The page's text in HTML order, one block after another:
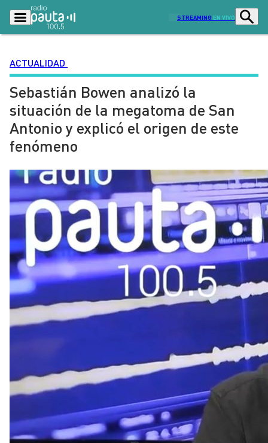
STREAMING EN VIVO
Podcasts
Lo Último Actualidad
Ciudad Economía
Tendencias Deportes
Entretención y Cultura Opinión
Dato en Pauta Señal 2
Contenido Patrocinado
ACTUALIDAD
Sebastián Bowen analizó la
situación de la megatoma de San
Antonio y explicó el origen de este
fenómeno